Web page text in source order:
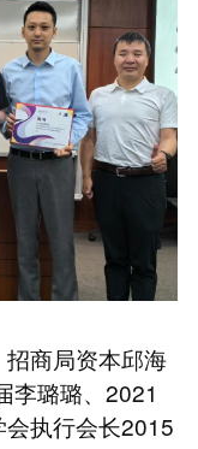
商局资本邱海
李璐璐、2021
执行会长2015